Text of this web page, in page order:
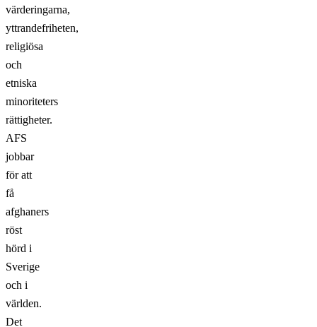
värderingarna,
yttrandefriheten,
religiösa
och
etniska
minoriteters
rättigheter.
AFS
jobbar
föratt
få
afghaners
röst
hörd i
Sverige
och i
världen.
Det